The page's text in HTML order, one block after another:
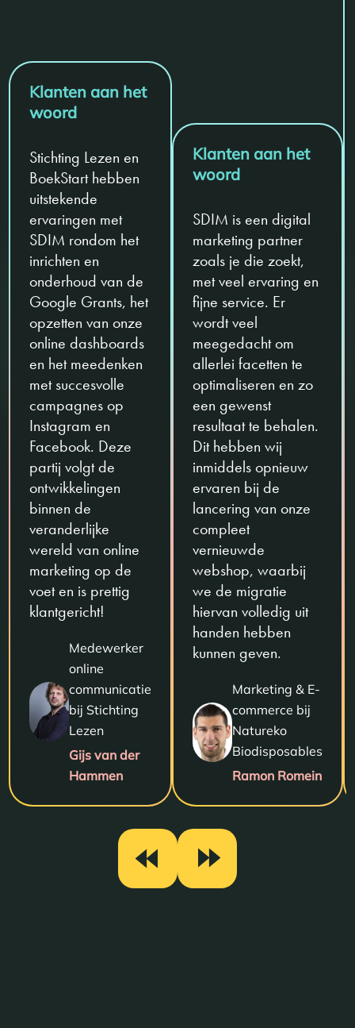
Klanten aan het
woord
Stichting Lezen en
BoekStart hebben
uitstekende
ervaringen met
SDIM rondom het
inrichten en
onderhoud van de
Google Grants, het
opzetten van onze
online dashboards
en het meedenken
met succesvolle
campagnes op
Instagram en
Facebook. Deze
partij volgt de
ontwikkelingen
binnen de
veranderlijke
wereld van online
marketing op de
voet en is prettig
klantgericht!
Medewerker
online
communicatie
bij Stichting
Lezen
Gijs van der
Hammen
Klanten aan het
woord
SDIM is een digital
marketing partner
zoals je die zoekt,
met veel ervaring en
fijne service. Er
wordt veel
meegedacht om
allerlei facetten te
optimaliseren en zo
een gewenst
resultaat te behalen.
Dit hebben wij
inmiddels opnieuw
ervaren bij de
lancering van onze
compleet
vernieuwde
webshop, waarbij
we de migratie
hiervan volledig uit
handen hebben
kunnen geven.
Marketing & E-
commerce bij
Natureko
Biodisposables
Ramon Romein